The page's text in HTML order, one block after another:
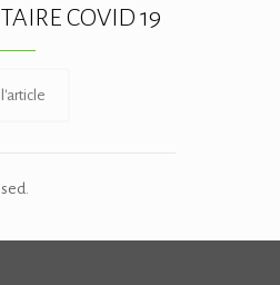
COVID 19
l'article